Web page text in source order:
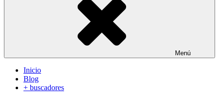
Menú
Inicio
Blog
+ buscadores